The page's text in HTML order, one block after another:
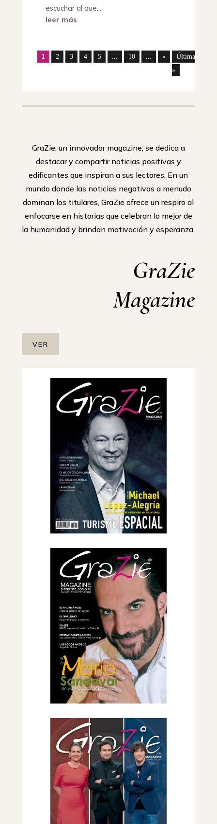
escuchar al que...
leer más
1 2 3 4 5 10 »
Última
»
GraZie, un innovador magazine, se dedica a
destacar y compartir noticias positivas y
edificantes que inspiran a sus lectores. En un
mundo donde las noticias negativas a menudo
dominan los titulares, GraZie ofrece un respiro al
enfocarse en historias que celebran lo mejor de
la humanidad y brindan motivación y esperanza.
GraZie
Magazine
VER